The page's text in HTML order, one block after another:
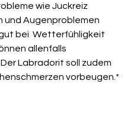
wie Juckreiz
und Augenproblemen
bei Wetterfühligkeit
allenfalls
Labradorit soll zudem
vorbeugen.*